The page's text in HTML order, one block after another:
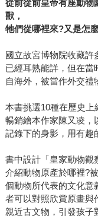
從前從前皇帝有座動物
獸，
牠們從哪裡來?又是怎
國立故宮博物院收藏許
已經耳熟能詳，但在當
自海外，被當作外交禮
本書挑選10種在歷史
暢銷繪本作家陳又凌，
記錄下的身影，用有趣
書中設計「皇家動物觀
介紹動物原產於哪裡?
個動物所代表的文化意
者可以對照欣賞原畫與
親近古文物，引發孩子